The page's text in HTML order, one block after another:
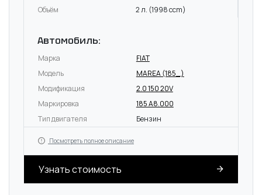
Объём 2 л. (1998 ccm)
Автомобиль:
Марка
FIAT
Модель
MAREA (185_)
Модификация
2.0 150 20V
Маркировка
185 A8.000
Тип двигателя
Бензин
Посмотреть полное описание
Узнать стоимость